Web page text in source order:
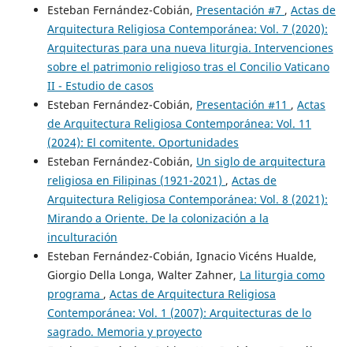
Esteban Fernández-Cobián, Presentación #7 , Actas de
Arquitectura Religiosa Contemporánea: Vol. 7 (2020):
Arquitecturas para una nueva liturgia. Intervenciones
sobre el patrimonio religioso tras el Concilio Vaticano
II - Estudio de casos
Esteban Fernández-Cobián, Presentación #11 , Actas
de Arquitectura Religiosa Contemporánea: Vol. 11
(2024): El comitente. Oportunidades
Esteban Fernández-Cobián, Un siglo de arquitectura
religiosa en Filipinas (1921-2021) , Actas de
Arquitectura Religiosa Contemporánea: Vol. 8 (2021):
Mirando a Oriente. De la colonización a la
inculturación
Esteban Fernández-Cobián, Ignacio Vicéns Hualde,
Giorgio Della Longa, Walter Zahner, La liturgia como
programa , Actas de Arquitectura Religiosa
Contemporánea: Vol. 1 (2007): Arquitecturas de lo
sagrado. Memoria y proyecto